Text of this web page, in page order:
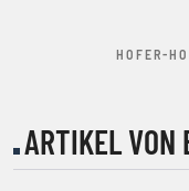
HOFER-
ARTIKEL VON